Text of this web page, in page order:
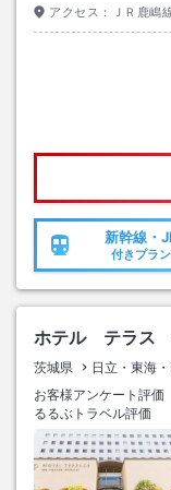
アクセス： ＪＲ鹿嶋
新幹線・
付きプラン
ホテル テラ
茨城県 日立・東海
お客様アンケート評価
るるぶトラベル評価